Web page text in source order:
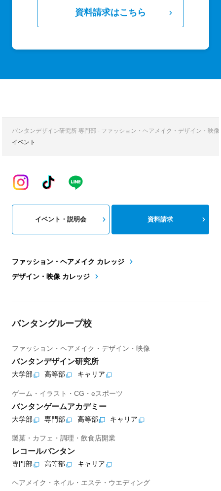
資料請求はこちら
バンタンデザイン研究所 専門部 - ファッション・ヘアメイク・デザイン・映
イベント
ファッション・ヘアメイク カレッジ
デザイン・映像 カレッジ
イベント・説明会 資料請求
バンタングループ校
ファッション・ヘアメイク・デザイン・映像
バンタンデザイン研究所
大学部 高等部 キャリア
ゲーム・イラスト・CG・eスポーツ
バンタンゲームアカデミー
大学部 専門部 高等部 キャリア
製菓・カフェ・調理・飲食店開業
レコールバンタン
専門部 高等部 キャリア
ヘアメイク・ネイル・エステ・ウエディング